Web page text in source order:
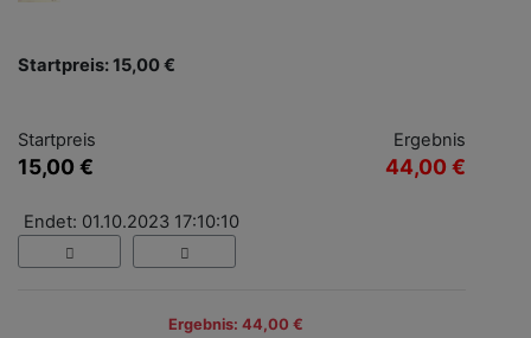
Startpreis: 15,00 €
Startpreis
15,00 €
Ergebnis
44,00 €
Endet: 01.10.2023 17:10:10
Ergebnis: 44,00 €